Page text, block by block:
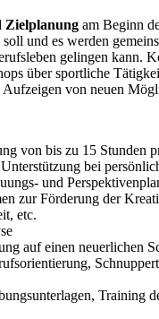
Zielplanung am Beginn
und es werden
gelingen kann.
über sportliche
von neuen
von bis zu 15 Stunden
bei
und
zur Förderung der
etc.
auf einen neuerlichen
Training